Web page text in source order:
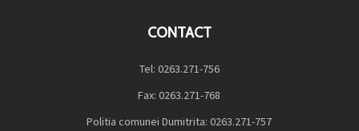
CONTACT
Tel: 0263.271-756
Fax: 0263.271-768
Politia comunei Dumitrita: 0263.271-757